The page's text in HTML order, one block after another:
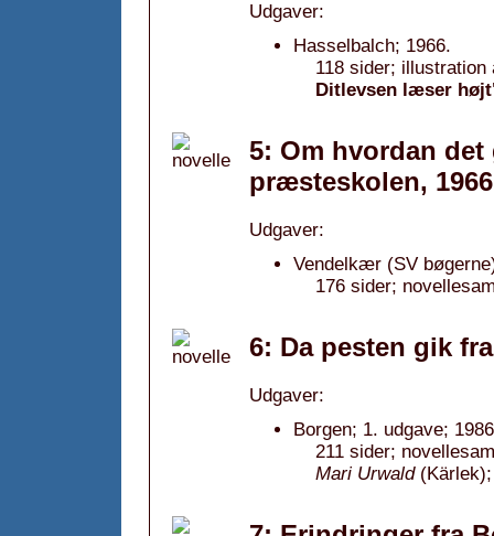
Udgaver:
Hasselbalch; 1966.
118 sider;
Ditlevsen læser
5: Om hvordan
præsteskolen, 1966
Udgaver:
Vendelkær (SV
176 sider;
6: Da pesten gik
Udgaver:
Borgen; 1. udgave;
211 sider;
Mari Urwald(Kärlek);